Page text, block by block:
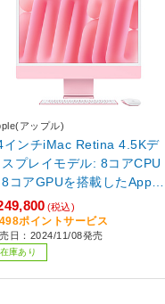
アップル)
インチiMac Retina 4.5Kデ
スプレイモデル: 8コアCPU
8コアGPUを搭載したApple
チップ, 16GB, 256GB SS
D - ピンク ピンク MWUG3J/A
(税込)
ポイントサービス
日：2024/11/08発売
在庫あり